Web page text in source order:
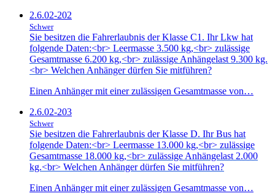
2.6.02-202
Schwer
Sie besitzen die Fahrerlaubnis der Klasse C1. Ihr Lkw hat
folgende Daten:<br> Leermasse 3.500 kg,<br> zulässige
Gesamtmasse 6.200 kg,<br> zulässige Anhängelast 9.300 kg.
<br> Welchen Anhänger dürfen Sie mitführen?
Einen Anhänger mit einer zulässigen Gesamtmasse von…
2.6.02-203
Schwer
Sie besitzen die Fahrerlaubnis der Klasse D. Ihr Bus hat
folgende Daten:<br> Leermasse 13.000 kg,<br> zulässige
Gesamtmasse 18.000 kg,<br> zulässige Anhängelast 2.000
kg.<br> Welchen Anhänger dürfen Sie mitführen?
Einen Anhänger mit einer zulässigen Gesamtmasse von…